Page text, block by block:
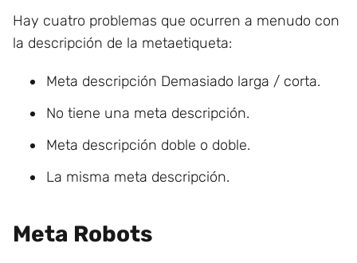
Hay cuatro problemas que ocurren a menudo con
la descripción de la metaetiqueta:
Meta descripción Demasiado larga / corta.
No tiene una meta descripción.
Meta descripción doble o doble.
La misma meta descripción.
Meta Robots